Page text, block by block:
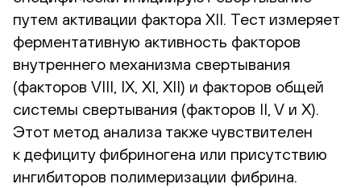
путем активации фактора XII. Тест измеряет
ферментативную активность факторов
внутреннего механизма свертывания
(факторов VIII, IX, XI, XII) и факторов общей
системы свертывания (факторов II, V и Х).
Этот метод анализа также чувствителен
к дефициту фибриногена или присутствию
ингибиторов полимеризации фибрина.